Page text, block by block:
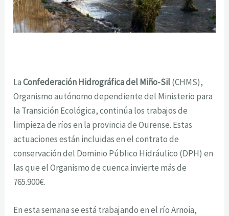
LaConfederación Hidrográfica del Miño-Sil(CHMS),
Organismo autónomo dependiente del Ministerio para
la Transición Ecológica, continúa los trabajos de
limpieza de ríos en la provincia de Ourense. Estas
actuaciones están incluidas en el contrato de
conservación del Dominio Público Hidráulico (DPH) en
las que el Organismo de cuenca invierte más de
765.900€.
En esta semana se está trabajando en el río Arnoia,